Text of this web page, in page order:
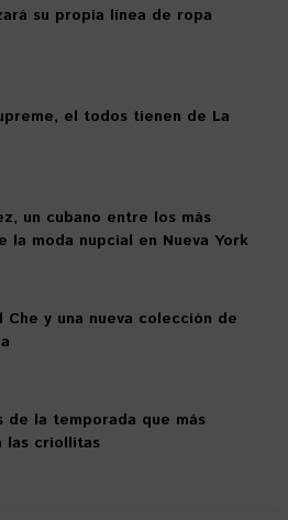
su propia línea de ropa
el todos tienen de La
un cubano entre los más
la moda nupcial en Nueva York
Che y una nueva colección de
de la temporada que más
las criollitas